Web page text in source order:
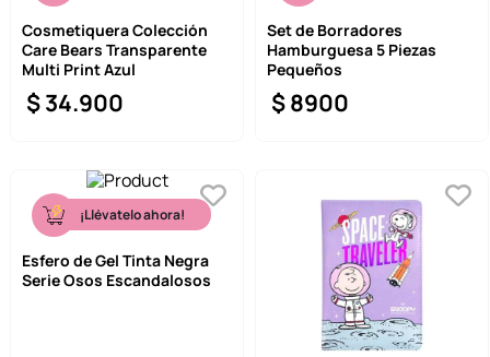
Cosmetiquera Colección
Care Bears Transparente
Multi Print Azul
$34.900
Set de Borradores
Hamburguesa 5 Piezas
Pequeños
$8900
¡Llévatelo ahora!
Esfero de Gel Tinta Negra
Serie Osos Escandalosos
8
toy story
9.
llaveros
10 . one piece